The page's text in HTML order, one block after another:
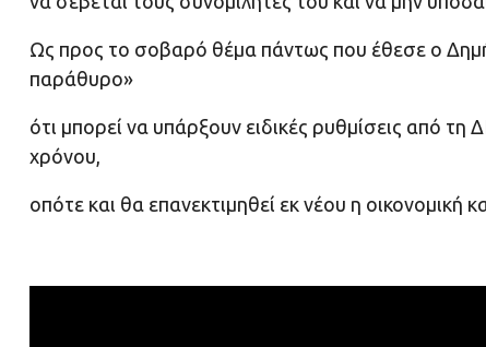
Ως προς το σοβαρό θέμα πάντως που έθεσε ο
παράθυρο»
ότι μπορεί να υπάρξουν ειδικές ρυθμίσεις από
χρόνου,
οπότε και θα επανεκτιμηθεί εκ νέου η οικονομική